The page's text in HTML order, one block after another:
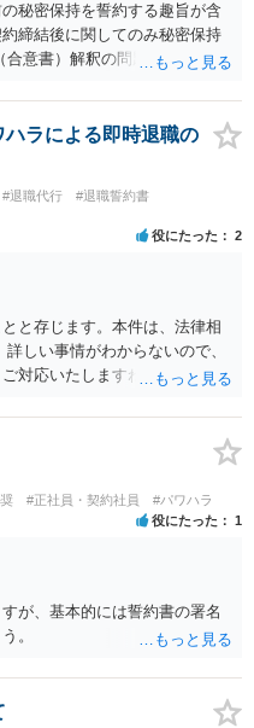
秘密保持を誓約する趣旨が含
締結後に関してのみ秘密保持
意書）解釈の問題ですので、
ことを検討ください。
ラによる即時退職の
#退職代行
#退職誓約書
役にたった 2
と存じます。本件は、法律相
しい事情がわからないので、
ご対応いたしますね。 １ 期間
すが）。 ２ 期間雇用の場合は
れば損害賠償の対象となりえ
３ 職場のパワーハラスメント
の地位や人間関係などの職場
為をいいます。本件の言動
基づいて、子細な分析と慎重
です。 ４ 退職後の競業避止
効力が発生するわけではない
であるから、全てを有効と解
#正社員・契約社員 #パワハラ
役にたった 1
が、基本的には誓約書の署名
。